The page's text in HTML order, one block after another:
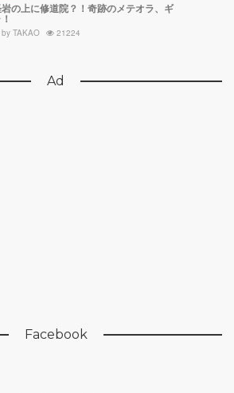
の上に修道院？！奇跡のメテオラ、ギ
by TAKAO 21224
Ad
Facebook